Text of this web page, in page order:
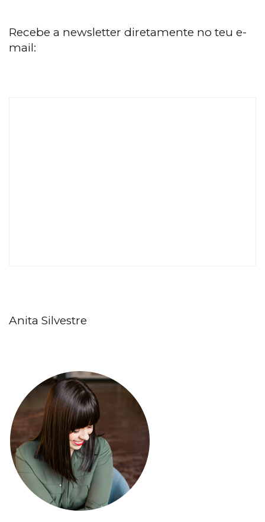
Recebe a newsletter diretamente no teu e-
mail:
Anita Silvestre